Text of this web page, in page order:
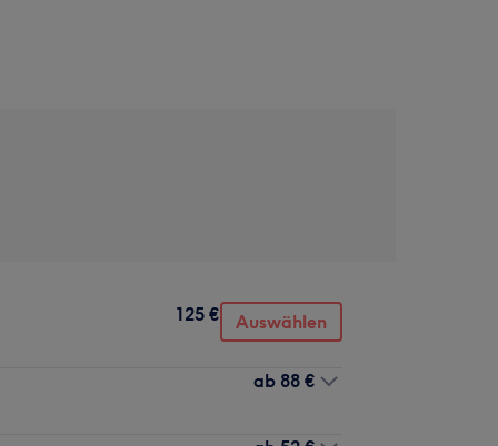
125 € Auswählen
ab 88 €